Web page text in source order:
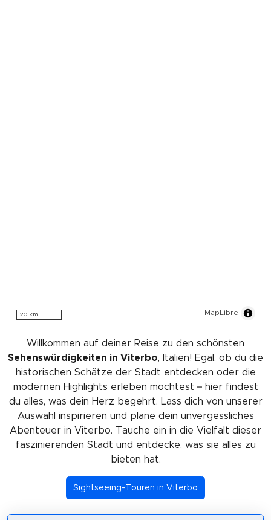
20 km MapLibre
Willkommen auf deiner Reise zu den schönsten
Sehenswürdigkeiten in Viterbo, Italien! Egal, ob du die
historischen Schätze der Stadt entdecken oder die
modernen Highlights erleben möchtest – hier findest
du alles, was dein Herz begehrt. Lass dich von unserer
Auswahl inspirieren und plane dein unvergessliches
Abenteuer in Viterbo. Tauche ein in die Vielfalt dieser
faszinierenden Stadt und entdecke, was sie alles zu
bieten hat.
Sightseeing-Touren in Viterbo